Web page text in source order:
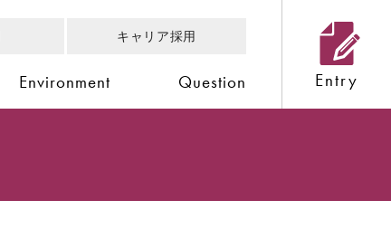
Environment Question
キャリア採用